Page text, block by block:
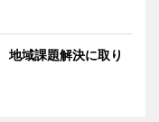
地域課題解決に取り